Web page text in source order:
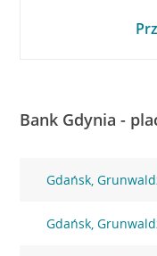
Bank Gdynia -
Gdańsk,
Gdańsk,